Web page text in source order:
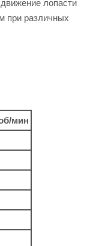
лопасти
при различных
мин